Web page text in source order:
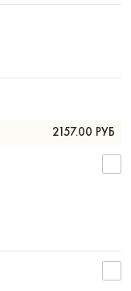
2157.00 РУБ